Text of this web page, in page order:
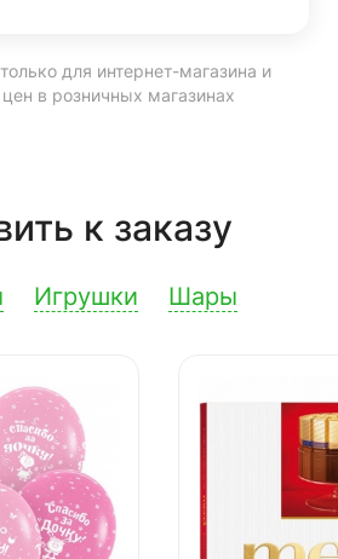
для интернет-магазина и
в розничных магазинах
к заказу
Игрушки Шары